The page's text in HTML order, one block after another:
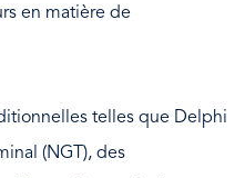
en matière de
telles que Delphi
(NGT), des